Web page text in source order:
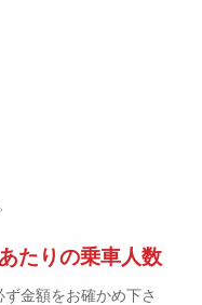
たりの乗車人数
ず金額をお確かめ下さ